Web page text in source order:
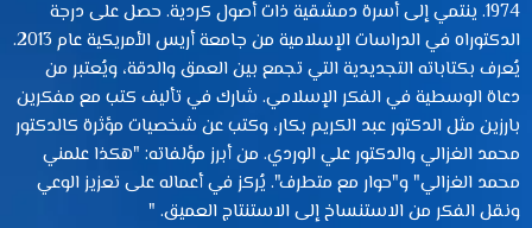
1974. ينتمي إلى أسرة دمشقية ذات أصول كردية. حصل على درجة
الدكتوراه في الدراسات الإسلامية من جامعة أريس الأمريكية عام 2013.
يُعرف بكتاباته التجديدية التي تجمع بين العمق والدقة، ويُعتبر من
دعاة الوسطية في الفكر الإسلامي. شارك في تأليف كتب مع مفكرين
بارزين مثل الدكتور عبد الكريم بكار، وكتب عن شخصيات مؤثرة كالدكتور
محمد الغزالي والدكتور علي الوردي. من أبرز مؤلفاته: "هكذا علمني
محمد الغزالي" و"حوار مع متطرف". يُركز في أعماله على تعزيز الوعي
ونقل الفكر من الاستنساخ إلى الاستنتاج العميق. "